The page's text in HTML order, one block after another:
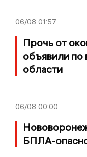
06/08 01:57
Прочь от
объявили по
области
06/08 00:00
БПЛА-